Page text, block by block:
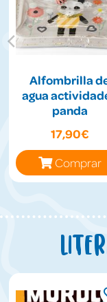
Alfombrilla
agua
panda
17,90€
Comprar